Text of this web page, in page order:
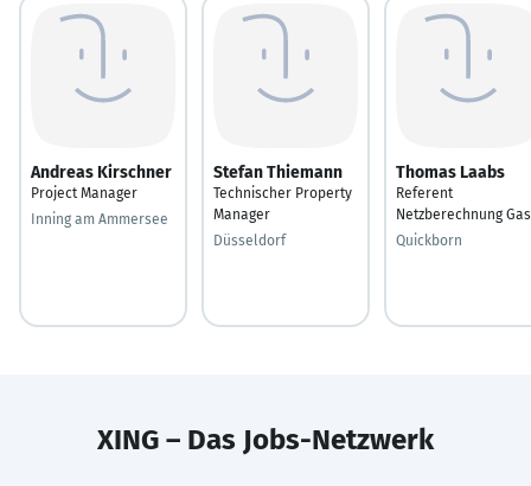
Andreas Kirschner
Project Manager
Inning am Ammersee
Stefan Thiemann
Technischer Property
Manager
Düsseldorf
Thomas Laabs
Referent
Netzberechnung Gas
Quickborn
XING – Das Jobs-Netzwerk